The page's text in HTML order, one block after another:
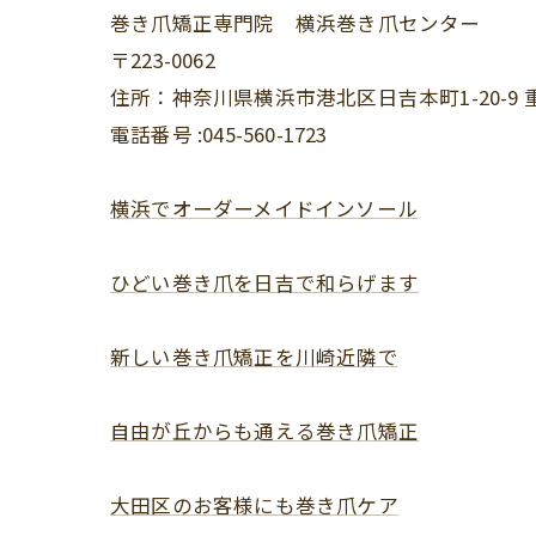
巻き爪矯正専門院 横浜巻き爪センター
〒223-0062
住所：神奈川県横浜市港北区日吉本町1-20-9
電話番号 :045-560-1723
横浜でオーダーメイドインソール
ひどい巻き爪を日吉で和らげます
新しい巻き爪矯正を川崎近隣で
自由が丘からも通える巻き爪矯正
大田区のお客様にも巻き爪ケア